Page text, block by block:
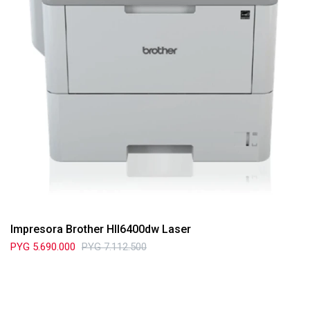
Impresora Brother Hll6400dw Laser
PYG 5.690.000 PYG 7.112.500